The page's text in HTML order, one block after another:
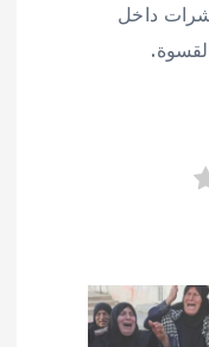
داخل